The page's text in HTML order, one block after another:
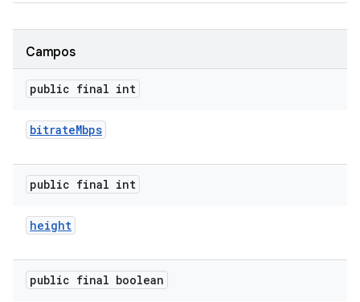
Campos
public final int
bitrateMbps
public final int
height
public final boolean